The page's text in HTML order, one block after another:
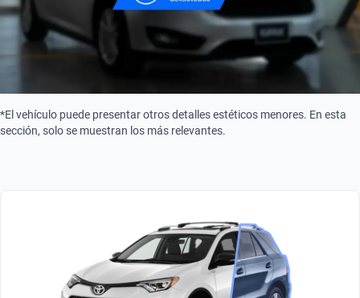
*El vehículo puede presentar otros detalles estéticos menores. En esta
sección, solo se muestran los más relevantes.